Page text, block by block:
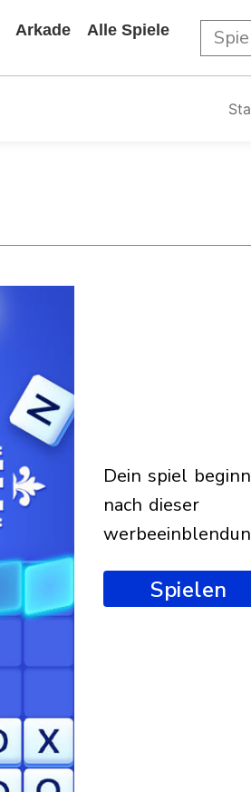
Arkade Alle Spiele
dein spiel beginnt
nach dieser
Spielen